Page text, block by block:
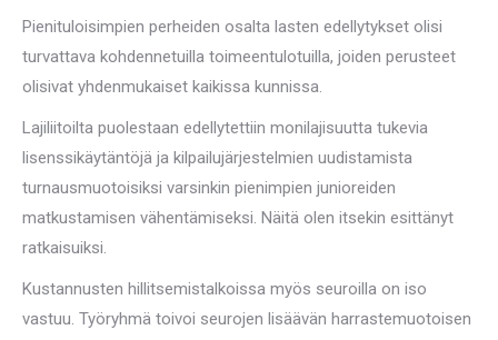
Pienituloisimpien perheiden osalta lasten edellytykset olisi
turvattava kohdennetuilla toimeentulotuilla, joiden perusteet
olisivat yhdenmukaiset kaikissa kunnissa.
Lajiliitoilta puolestaan edellytettiin monilajisuutta tukevia
lisenssikäytäntöjä ja kilpailujärjestelmien uudistamista
turnausmuotoisiksi varsinkin pienimpien junioreiden
matkustamisen vähentämiseksi. Näitä olen itsekin esittänyt
ratkaisuiksi.
Kustannusten hillitsemistalkoissa myös seuroilla on iso
vastuu. Työryhmä toivoi seurojen lisäävän harrastemuotoisen